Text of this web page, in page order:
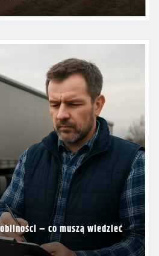
– co muszą wiedzieć